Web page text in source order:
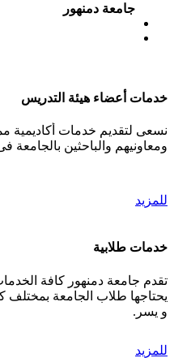
جامعة دمنهور
خدمات أعضاء هيئة التدريس
نسعى لتقديم خدمات أكاديمية
ومعاونيهم والباحثين
للمزيد
خدمات طلابية
تقدم جامعة دمنهور كافة الخدمات
يحتاجها طلاب الجامعة بمختلف
و يسر.
للمزيد